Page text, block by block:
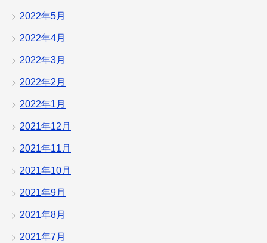
2022年5月
2022年4月
2022年3月
2022年2月
2022年1月
2021年12月
2021年11月
2021年10月
2021年9月
2021年8月
2021年7月